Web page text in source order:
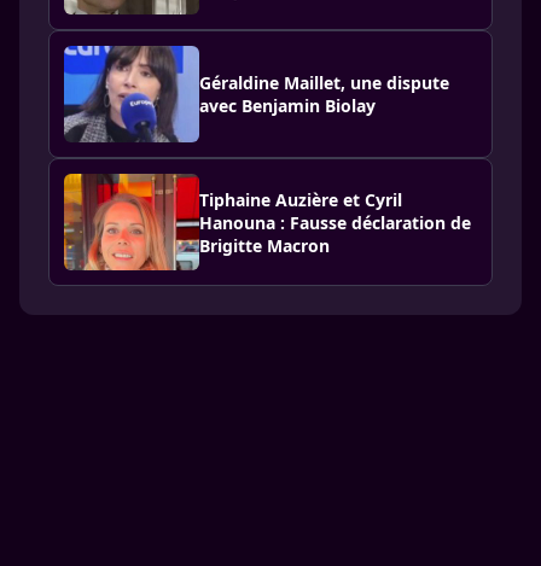
Géraldine Maillet, une dispute
avec Benjamin Biolay
Tiphaine Auzière et Cyril
Hanouna : Fausse déclaration de
Brigitte Macron